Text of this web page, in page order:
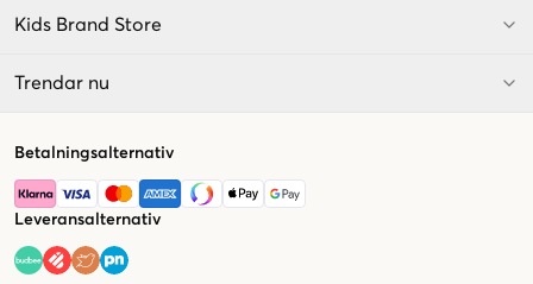
Kids Brand Store
Trendar nu
Betalningsalternativ
Leveransalternativ